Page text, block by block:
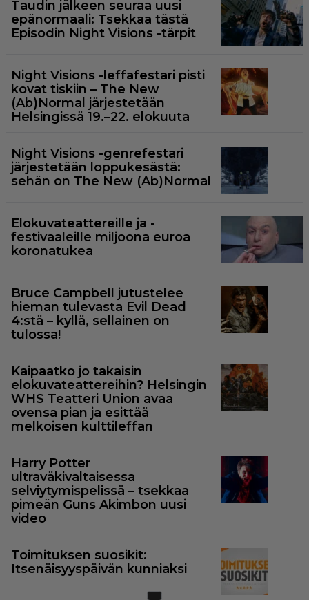
Taudin jälkeen seuraa uusi
epänormaali: Tsekkaa tästä
Episodin Night Visions -tärpit
Night Visions -leffafestari pisti
kovat tiskiin – The New
(Ab)Normal järjestetään
Helsingissä 19.–22. elokuuta
Night Visions -genrefestari
järjestetään loppukesästä:
sehän on The New (Ab)Normal
Elokuvateattereille ja -
festivaaleille miljoona euroa
koronatukea
Bruce Campbell jutustelee
hieman tulevasta Evil Dead
4:stä – kyllä, sellainen on
tulossa!
Kaipaatko jo takaisin
elokuvateattereihin? Helsingin
WHS Teatteri Union avaa
ovensa pian ja esittää
melkoisen kulttileffan
Harry Potter
ultraväkivaltaisessa
selviytymispelissä – tsekkaa
pimeän Guns Akimbon uusi
video
Toimituksen suosikit:
Itsenäisyyspäivän kunniaksi